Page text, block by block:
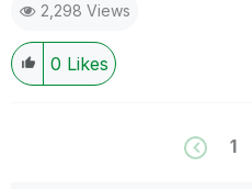
2,298 Views
0 Likes
1